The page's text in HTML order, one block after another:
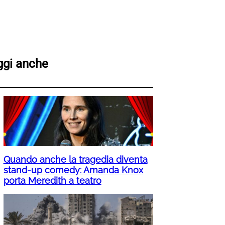
anche
Quando anche la tragedia diventa
stand-up comedy: Amanda Knox
porta Meredith a teatro